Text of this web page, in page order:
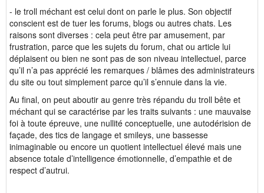
- le troll méchant est celui dont on parle le plus. Son objectif
conscient est de tuer les forums, blogs ou autres chats. Les
raisons sont diverses : cela peut être par amusement, par
frustration, parce que les sujets du forum, chat ou article lui
déplaisent ou bien ne sont pas de son niveau intellectuel, parce
qu’il n’a pas apprécié les remarques / blâmes des administrateurs
du site ou tout simplement parce qu’il s’ennuie dans la vie.
Au final, on peut aboutir au genre très répandu du troll bête et
méchant qui se caractérise par les traits suivants : une mauvaise
foi à toute épreuve, une nullité conceptuelle, une autodérision de
façade, des tics de langage et smileys, une bassesse
inimaginable ou encore un quotient intellectuel élevé mais une
absence totale d’intelligence émotionnelle, d’empathie et de
respect d’autrui.